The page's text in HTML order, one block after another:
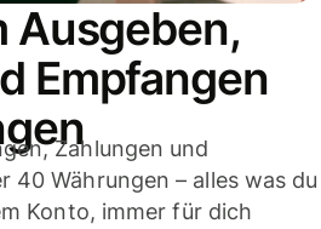
Ausgeben,
Empfangen
Zahlungen und
40 Währungen – alles was du
Konto, immer für dich